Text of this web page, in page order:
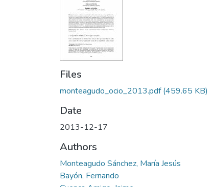
Files
monteagudo_ocio_2013.pdf(459.65 KB)
Date
2013-12-17
Authors
Monteagudo Sánchez, María Jesús
Bayón, Fernando